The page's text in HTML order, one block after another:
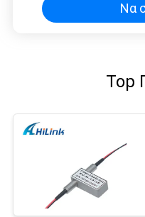
Να
Top